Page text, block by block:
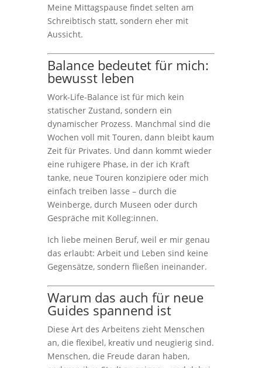
Meine Mittagspause findet selten am
Schreibtisch statt, sondern eher mit
Aussicht.
Balance bedeutet für mich:
bewusst leben
Work-Life-Balance ist für mich kein
statischer Zustand, sondern ein
dynamischer Prozess. Manchmal sind die
Wochen voll mit Touren, dann bleibt kaum
Zeit für Privates. Und dann kommt wieder
eine ruhigere Phase, in der ich Kraft
tanke, neue Touren konzipiere oder mich
einfach treiben lasse – durch die
Weinberge, durch Museen oder durch
Gespräche mit Kolleg:innen.
Ich liebe meinen Beruf, weil er mir genau
das erlaubt: Arbeit und Leben sind keine
Gegensätze, sondern fließen ineinander.
Warum das auch für neue
Guides spannend ist
Diese Art des Arbeitens zieht Menschen
an, die flexibel, kreativ und neugierig sind.
Menschen, die Freude daran haben,